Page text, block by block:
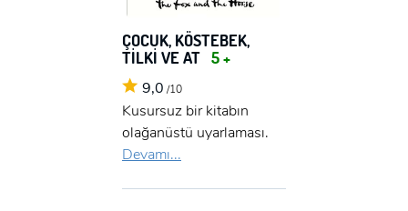
ÇOCUK, KÖSTEBEK,
TİLKİ VE AT 5 +
9,0 /10
Kusursuz bir kitabın
olağanüstü uyarlaması.
Devamı...